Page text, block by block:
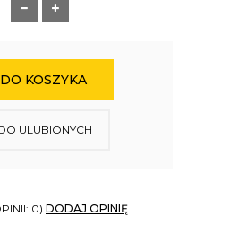
KOSZYKA
ULUBIONYCH
0) DODAJ OPINIĘ